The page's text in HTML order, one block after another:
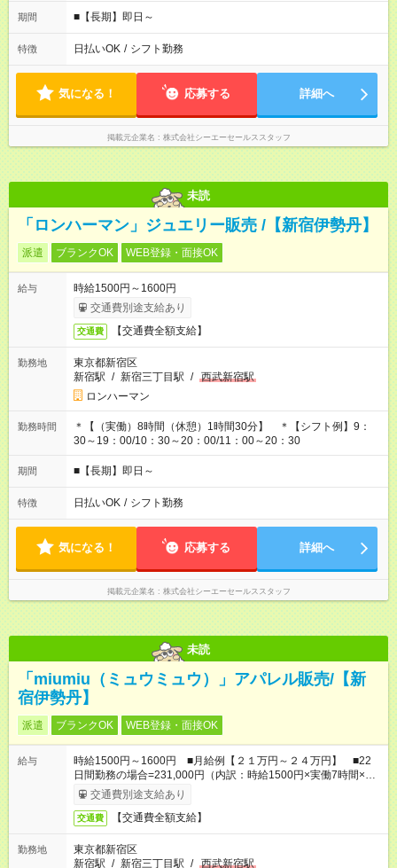
期間 ■【長期】即日～
特徴 日払いOK / シフト勤務
気になる！ 応募する 詳細へ
掲載元企業名 株式会社シーエーセールススタッフ
未読
「ロンハーマン」ジュエリー販売 /【新宿伊勢丹】
派遣 ブランクOK WEB登録・面接OK
給与
時給1500円～1600円
交通費別途支給あり
交通費 【交通費全額支給】
勤務地
東京都新宿区
新宿駅 / 新宿三丁目駅 / 西武新宿駅
ロンハーマン
勤務時間
＊【（実働）8時間（休憩）1時間30分】 ＊【シフト例】9：
30～19：00/10：30～20：00/11：00～20：30
期間 ■【長期】即日～
特徴 日払いOK / シフト勤務
気になる！ 応募する 詳細へ
掲載元企業名 株式会社シーエーセールススタッフ
未読
「miumiu（ミュウミュウ）」アパレル販売/【新
宿伊勢丹】
派遣 ブランクOK WEB登録・面接OK
給与
時給1500円～1600円 ■月給例【２１万円～２４万円】 ■22
日間勤務の場合=231,000円（内訳：時給1500円×実働7時間×22
日) +残業代（1.25倍：残業代は1分単位で支給）
交通費別途支給あり
交通費 【交通費全額支給】
勤務地
東京都新宿区
新宿駅 / 新宿三丁目駅 / 西武新宿駅